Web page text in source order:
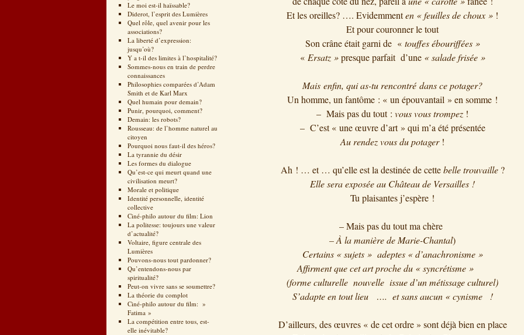
Le moi est-il haïssable?
Diderot, l’esprit des Lumières
Quel rôle, quel avenir pour les
associations?
La liberté d’expression:
jusqu’où?
Y a t-il des limites à l’hospitalité?
Sommes-nous en train de perdre
connaissances
Philosophies comparées d’Adam
Smith et de Karl Marx
Quel humain pour demain?
Punir, pourquoi, comment?
Demain: les robots?
Rousseau: de l’homme naturel au
citoyen
Pourquoi nous faut-il des héros?
La tyrannie du désir
Les formes du dialogue
Qu’est-ce qui meurt quand une
civilisation meurt?
Morale et politique
Identité personnelle, identité
collective
Ciné-philo autour du film: Lion
La politesse: toujours une valeur
d’actualité?
Voltaire, figure centrale des
Lumières
Pouvons-nous tout pardonner?
Qu’entendons-nous par
spiritualité?
Peut-on vivre sans se soumettre?
La théorie du complot
Ciné-philo autour du film: »
Fatima »
La compétition entre tous, est-
elle inévitable?
Et les oreilles? …. Evidemmenten « feuilles de choux » !
Et pour couronner le tout
Son crâne était garni de « touffes ébouriffées »
« Ersatz »presque parfait d’une « salade frisée »
Mais enfin, qui as-tu rencontré dans ce potager?
Un homme, un fantôme : « un épouvantail » en somme !
– Mais pas du tout : vous vous trompez !
– C’est « une œuvre d’art » qui m’a été présentée
Au rendez vous du potager!
Ah ! … et … qu’elle est la destinée de cettebelle trouvaille?
Elle sera exposée au Château de Versailles !
Tu plaisantes j’espère !
– Mais pas du tout ma chère
– À la manièrede Marie-Chantal)
Certains « sujets » adeptes « d’anachronisme »
Affirment que cet art proche du « syncrétisme »
(forme culturelle nouvelle issue d’un métissage culturel)
S’adapte en tout lieu …. et sans aucun « cynisme !
D’ailleurs, des œuvres « de cet ordre » sont déjà bien en place